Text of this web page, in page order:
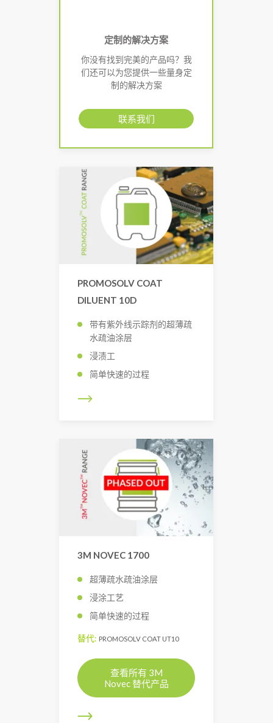
定制的解决方案
你没有找到完美的产品吗？我
们还可以为您提供一些量身定
制的解决方案
联系我们
PROMOSOLV COAT
DILUENT 10D
带有紫外线示踪剂的超薄疏
水疏油涂层
浸渍工
简单快速的过程
3M NOVEC 1700
超薄疏水疏油涂层
浸涂工艺
简单快速的过程
替代: PROMOSOLV COAT UT10
查看所有 3M
Novec 替代产品